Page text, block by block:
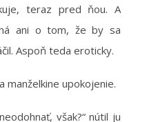
teraz pred ňou. A
ani o tom, že by sa
Aspoň teda eroticky.
manželkine upokojenie.
však?“ nútil ju